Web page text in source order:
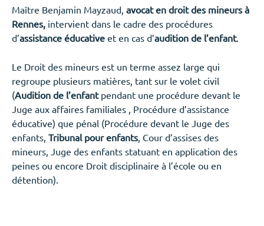
Maître Benjamin Mayzaud, avocat en droit des mineurs à
Rennes, intervient dans le cadre des procédures
d’assistance éducative et en cas d’audition de l’enfant.
Le Droit des mineurs est un terme assez large qui
regroupe plusieurs matières, tant sur le volet civil
(Audition de l’enfantpendant une procédure devant le
Juge aux affaires familiales , Procédure d’assistance
éducative) que pénal (Procédure devant le Juge des
enfants, Tribunal pour enfants, Cour d’assises des
mineurs, Juge des enfants statuant en application des
peines ou encore Droit disciplinaire à l’école ou en
détention).